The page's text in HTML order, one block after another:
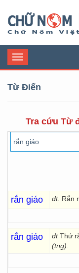
Toggle
navigation
Từ Điển
Tra cứu Từ
rắn giáo dt. Rắn
rắn giáo dtThứ
(tng).